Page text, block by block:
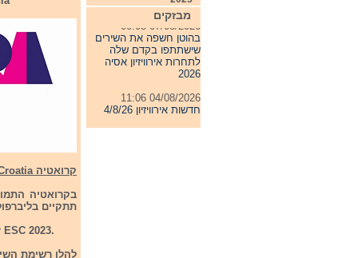
קרואטיה Croatia
תתקיים
2023.
להלן רשימת
מבזקים
07/08/2026 00:05
בהוטן חשפה את השירים
שישתתפו בקדם שלה
לתחרות אירוויזיון אסיה
2026
חדשות אירוויזיון 4/8/26